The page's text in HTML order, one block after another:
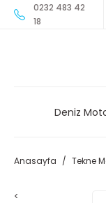
0232 483 42
18
Deniz
Anasayfa Tekne
<